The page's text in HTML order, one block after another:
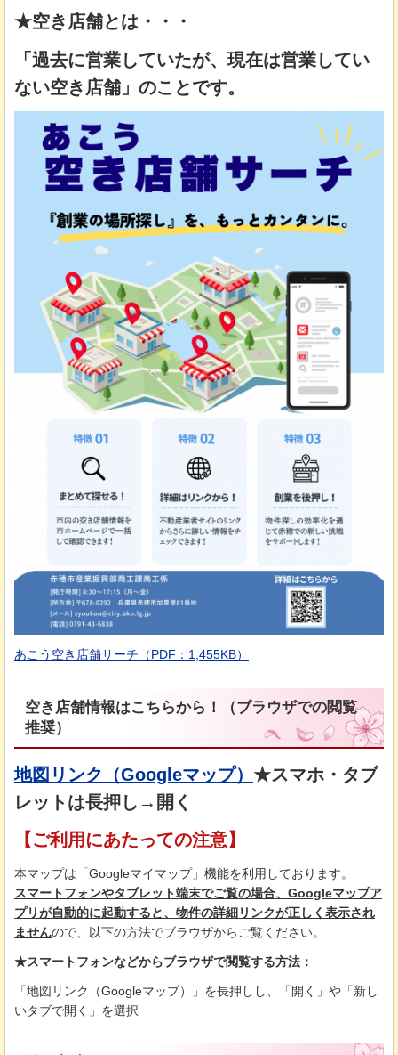
★空き店舗とは・・・
「過去に営業していたが、現在は営業してい
ない空き店舗」のことです。
あこう空き店舗サーチ （PDF：1,455KB）
空き店舗情報はこちらから！（ブラウザでの閲覧
推奨）
地図リンク（Googleマップ） ★スマホ・タブ
レットは長押し→開く
【ご利用にあたっての注意】
本マップは「Googleマイマップ」機能を利用しております。
スマートフォンやタブレット端末でご覧の場合、Googleマップア
プリが自動的に起動すると、物件の詳細リンクが正しく表示され
ませんので、以下の方法でブラウザからご覧ください。
★スマートフォンなどからブラウザで閲覧する方法：
「地図リンク（Googleマップ）」を長押しし、「開く」や「新し
いタブで開く」を選択